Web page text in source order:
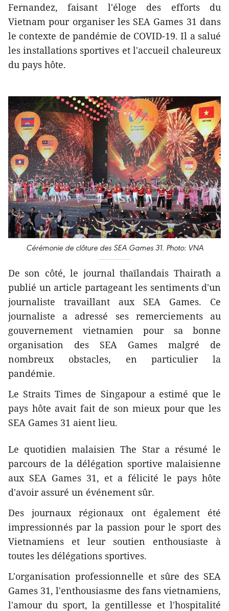
Fernandez, faisant l'éloge des efforts du
Vietnam pour organiser les SEA Games 31 dans
le contexte de pandémie de COVID-19. Il a salué
les installations sportives et l'accueil chaleureux
du pays hôte.
Cérémonie de clôture des SEA Games 31. Photo: VNA
De son côté, le journal thaïlandais Thairath a
publié un article partageant les sentiments d'un
journaliste travaillant aux SEA Games. Ce
journaliste a adressé ses remerciements au
gouvernement vietnamien pour sa bonne
organisation des SEA Games malgré de
nombreux obstacles, en particulier la
pandémie.
Le Straits Times de Singapour a estimé que le
pays hôte avait fait de son mieux pour que les
SEA Games 31 aient lieu.
Le quotidien malaisien The Star a résumé le
parcours de la délégation sportive malaisienne
aux SEA Games 31, et a félicité le pays hôte
d'avoir assuré un événement sûr.
Des journaux régionaux ont également été
impressionnés par la passion pour le sport des
Vietnamiens et leur soutien enthousiaste à
toutes les délégations sportives.
L'organisation professionnelle et sûre des SEA
Games 31, l'enthousiasme des fans vietnamiens,
l'amour du sport, la gentillesse et l'hospitalité